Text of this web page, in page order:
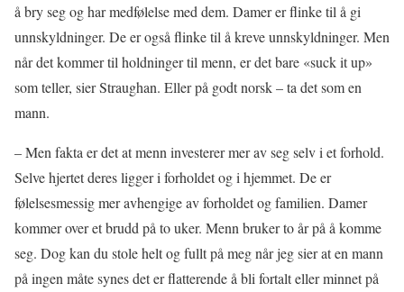
å bry seg og har medfølelse med dem. Damer er flinke til å gi
unnskyldninger. De er også flinke til å kreve unnskyldninger. Men
når det kommer til holdninger til menn, er det bare «suck it up»
som teller, sier Straughan. Eller på godt norsk – ta det som en
mann.
– Men fakta er det at menn investerer mer av seg selv i et forhold.
Selve hjertet deres ligger i forholdet og i hjemmet. De er
følelsesmessig mer avhengige av forholdet og familien. Damer
kommer over et brudd på to uker. Menn bruker to år på å komme
seg. Dog kan du stole helt og fullt på meg når jeg sier at en mann
på ingen måte synes det er flatterende å bli fortalt eller minnet på